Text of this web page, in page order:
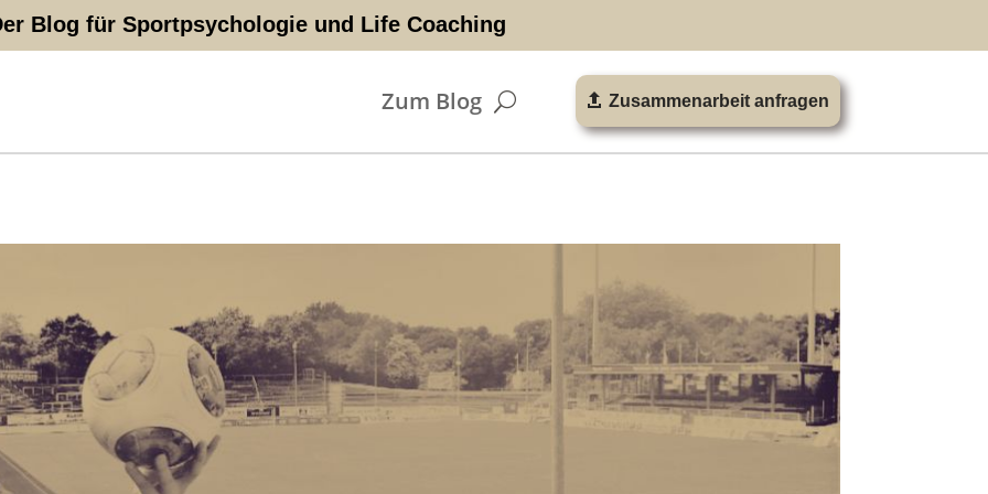
Blog für Sportpsychologie und Life Coaching
Zum Blog Zusammenarbeit anfragen